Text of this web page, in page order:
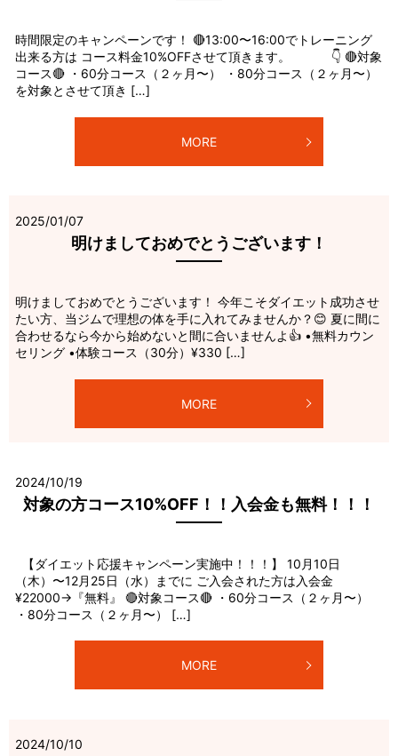
時間限定のキャンペーンです！ 🔴13:00〜16:00でトレーニング
出来る方は コース料金10%OFFさせて頂きます。 👇 🔴対象
コース🔴 ・60分コース（２ヶ月〜） ・80分コース（２ヶ月〜）
を対象とさせて頂き […]
MORE
2025/01/07
明けましておめでとうございます！
明けましておめでとうございます！ 今年こそダイエット成功させ
たい方、当ジムで理想の体を手に入れてみませんか？😊 夏に間に
合わせるなら今から始めないと間に合いませんよ👍 •無料カウン
セリング •体験コース（30分）¥330 […]
MORE
2024/10/19
対象の方コース10%OFF！！入会金も無料！！！
【ダイエット応援キャンペーン実施中！！！】 10月10日
（木）〜12月25日（水）までに ご入会された方は入会金
¥22000→『無料』 🔴対象コース🔴 ・60分コース（２ヶ月〜）
・80分コース（２ヶ月〜） […]
MORE
2024/10/10